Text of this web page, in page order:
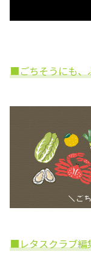
■ごちそうにも、
■レタスクラブ編